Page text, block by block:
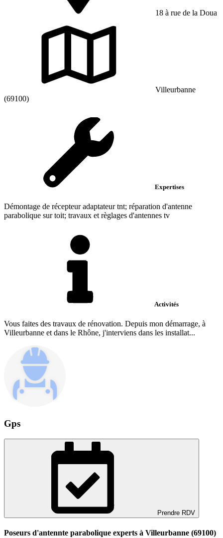
18 à rue de la Doua
Villeurbanne
(69100)
Expertises
Démontage de récepteur adaptateur tnt; réparation d'antenne
parabolique sur toit; travaux et règlages d'antennes tv
Activités
Vous faites des travaux de rénovation. Depuis mon démarrage, à
Villeurbanne et dans le Rhône, j'interviens dans les installat...
Gps
Prendre RDV
Poseurs d'antennte parabolique experts à Villeurbanne (69100)